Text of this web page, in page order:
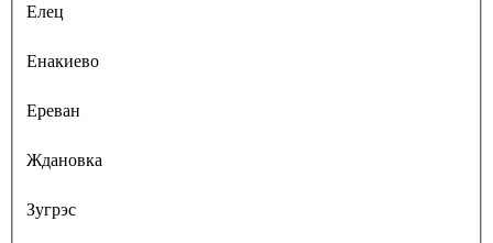
Елец
Енакиево
Ереван
Ждановка
Зугрэс